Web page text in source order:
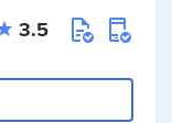
3.5